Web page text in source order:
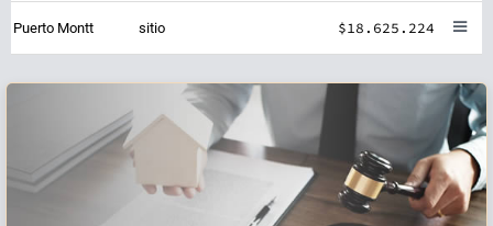
Puerto Montt sitio $18.625.224